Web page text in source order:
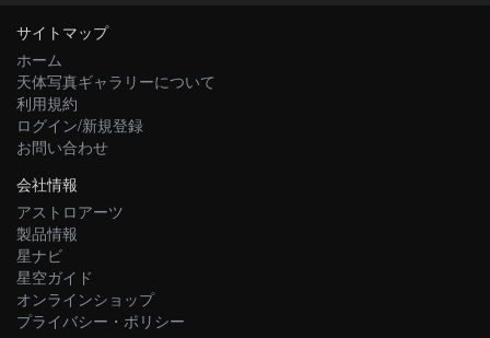
サイトマップ
ホーム
天体写真ギャラリーについて
利用規約
ログイン/新規登録
お問い合わせ
会社情報
アストロアーツ
製品情報
星ナビ
星空ガイド
オンラインショップ
プライバシー・ポリシー